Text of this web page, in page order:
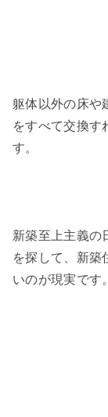
躯体以外の床や
をすべて交換す
す。
新築至上主義の
を探して、新築
いのが現実です。